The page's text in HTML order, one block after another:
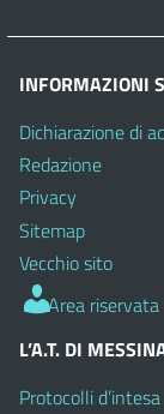
INFORMAZIONI
Dichiarazione di
Redazione
Privacy
Sitemap
Vecchio sito
Area riservata
L’A.T. DI
Protocolli d’intesa